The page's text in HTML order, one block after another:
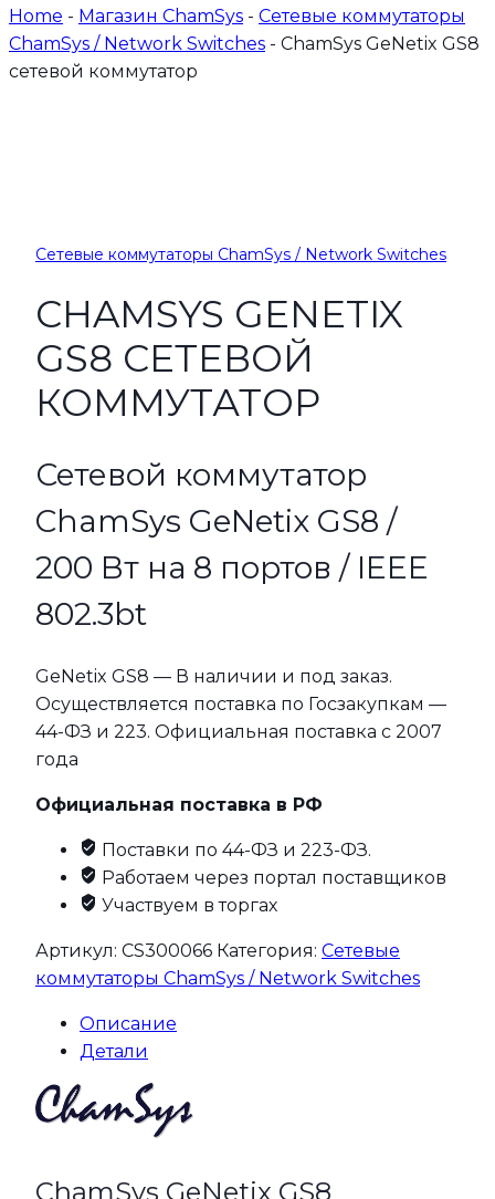
Home - Магазин СhamSys - Сетевые коммутаторы
ChamSys / Network Switches - ChamSys GeNetix GS8
сетевой коммутатор
Сетевые коммутаторы ChamSys / Network Switches
CHAMSYS GENETIX
GS8 СЕТЕВОЙ
КОММУТАТОР
Сетевой коммутатор
ChamSys GeNetix GS8 /
200 Вт на 8 портов / IEEE
802.3bt
GeNetix GS8 — В наличии и под заказ.
Осуществляется поставка по Госзакупкам —
44-ФЗ и 223. Официальная поставка с 2007
года
Официальная поставка в РФ
Поставки по 44-ФЗ и 223-ФЗ.
Работаем через портал поставщиков
Участвуем в торгах
Артикул: CS300066 Категория: Сетевые
коммутаторы ChamSys / Network Switches
Описание
Детали
СhamSys GeNetix GS8